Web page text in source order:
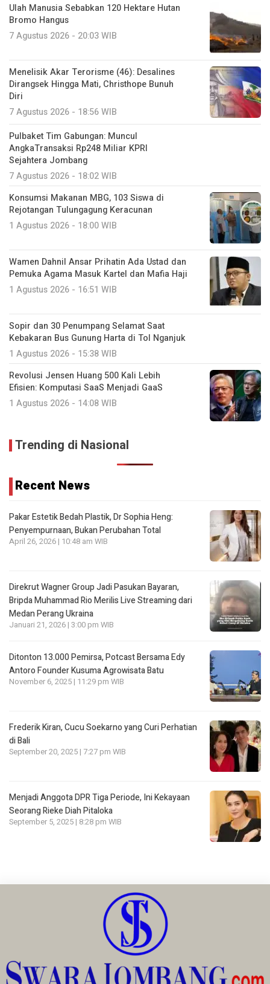
Ulah Manusia Sebabkan 120 Hektare Hutan
Bromo Hangus
7 Agustus 2026 - 20:03 WIB
Menelisik Akar Terorisme (46): Desalines
Dirangsek Hingga Mati, Christhope Bunuh
Diri
7 Agustus 2026 - 18:56 WIB
Pulbaket Tim Gabungan: Muncul
AngkaTransaksi Rp248 Miliar KPRI
Sejahtera Jombang
7 Agustus 2026 - 18:02 WIB
Konsumsi Makanan MBG, 103 Siswa di
Rejotangan Tulungagung Keracunan
1 Agustus 2026 - 18:00 WIB
Wamen Dahnil Ansar Prihatin Ada Ustad dan
Pemuka Agama Masuk Kartel dan Mafia Haji
1 Agustus 2026 - 16:51 WIB
Sopir dan 30 Penumpang Selamat Saat
Kebakaran Bus Gunung Harta di Tol Nganjuk
1 Agustus 2026 - 15:38 WIB
Revolusi Jensen Huang 500 Kali Lebih
Efisien: Komputasi SaaS Menjadi GaaS
1 Agustus 2026 - 14:08 WIB
Trending di Nasional
Recent News
Pakar Estetik Bedah Plastik, Dr Sophia Heng:
Penyempurnaan, Bukan Perubahan Total
April 26, 2026 | 10:48 am WIB
Direkrut Wagner Group Jadi Pasukan Bayaran,
Bripda Muhammad Rio Merilis Live Streaming dari
Medan Perang Ukraina
Januari 21, 2026 | 3:00 pm WIB
Ditonton 13.000 Pemirsa, Potcast Bersama Edy
Antoro Founder Kusuma Agrowisata Batu
November 6, 2025 | 11:29 pm WIB
Frederik Kiran, Cucu Soekarno yang Curi Perhatian
di Bali
September 20, 2025 | 7:27 pm WIB
Menjadi Anggota DPR Tiga Periode, Ini Kekayaan
Seorang Rieke Diah Pitaloka
September 5, 2025 | 8:28 pm WIB